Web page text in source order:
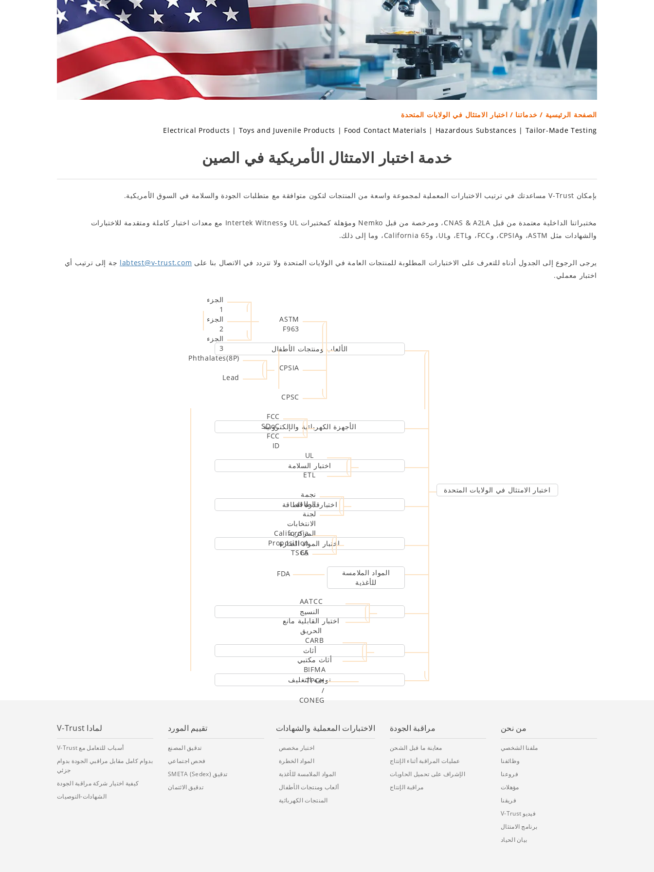
الصفحة الرئيسية / خدماتنا / اختبار الامتثال في الولايات المتحدة
Tailor-Made Testing
|
Hazardous Substances
|
Food Contact Materials
|
Toys and Juvenile Products
|
Electrical Products
خدمة اختبار الامتثال الأمريكية في الصين
بإمكان V-Trust مساعدتك في ترتيب الاختبارات المعملية لمجموعة واسعة من المنتجات لتكون متوافقة مع متطلبات الجودة والسلامة في السوق الأمريكية.
مختبراتنا الداخلية معتمدة من قبل CNAS & A2LA، ومرخصة من قبل Nemko ومؤهلة كمختبرات UL وIntertek Witness مع معدات اختبار كاملة ومتقدمة للاختبارات
والشهادات مثل ASTM، وCPSIA، وFCC، وETL، وUL، وCalifornia 65، وما إلى ذلك.
يرجى الرجوع إلى الجدول أدناه للتعرف على الاختبارات المطلوبة للمنتجات العامة في الولايات المتحدة ولا تتردد في الاتصال بنا على labtest@v-trust.com جة إلى ترتيب أي
اختبار معملي.
اختبار الامتثال في الولايات المتحدة
الألعاب ومنتجات الأطفال
ASTM
F963
الجزء
1
الجزء
2
الجزء
3
CPSIA
Phthalates(8P)
Lead
CPSC
الأجهزة الكهربائية والإلكترونية
FCC
SDoC
FCC
ID
اختبار السلامة
UL
ETL
اختبارقدرة الطاقة
نجمة
الطاقة
لجنة
الانتخابات
المركزية
اختبار المواد الضارة
California
Proposition
65
TSCA
المواد الملامسة
للأغذية
FDA
النسيج
AATCC
اختبار القابلية مانع
الحريق
أثاث
CARB
أثاث مكتبي
BIFMA
توجيه التغليف
TPCH
/
CONEG
من نحن
ملفنا الشخصي
وظائفنا
فروعنا
مؤهلات
فريقنا
فيديو V-Trust
برنامج الامتثال
بيان الحياد
مراقبة الجودة
معاينة ما قبل الشحن
عمليات المراقبة أثناء الإنتاج
الإشراف على تحميل الحاويات
مراقبة الإنتاج
الاختبارات المعملية والشهادات
اختبار مخصص
المواد الخطرة
المواد الملامسة للأغذية
ألعاب ومنتجات الأطفال
المنتجات الكهربائية
تقييم المورد
تدقيق المصنع
فحص اجتماعي
تدقيق SMETA (Sedex)
تدقيق الائتمان
لمادا V-Trust
أسباب للتعامل مع V-Trust
بدوام كامل مقابل مراقبي الجودة بدوام
جزئي
كيفية اختيار شركة مراقبة الجودة
الشهادات-التوصيات